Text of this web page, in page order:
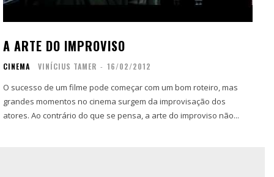
Zine
Autores
Sobre
Contato
Zine
Autores
Sobre
Contato
A ARTE DO IMPROVISO
CINEMA VINÍCIUS TAMER - 16/02/2012
O sucesso de um filme pode começar com um bom roteiro, mas
grandes momentos no cinema surgem da improvisação dos
atores. Ao contrário do que se pensa, a arte do improviso não...